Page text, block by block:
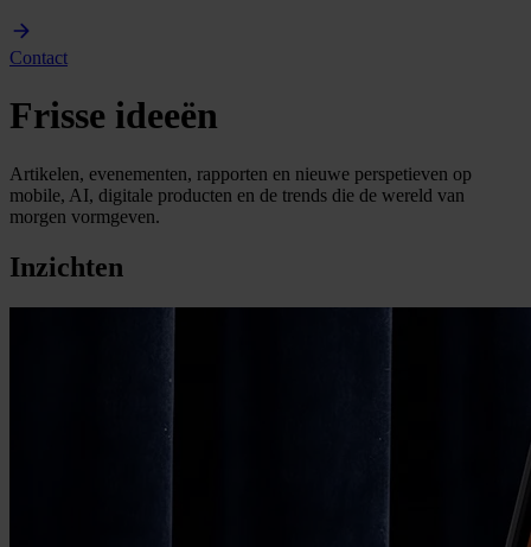
Contact
Frisse ideeën
Artikelen, evenementen, rapporten en nieuwe perspetieven op
mobile, AI, digitale producten en de trends die de wereld van
morgen vormgeven.
Inzichten